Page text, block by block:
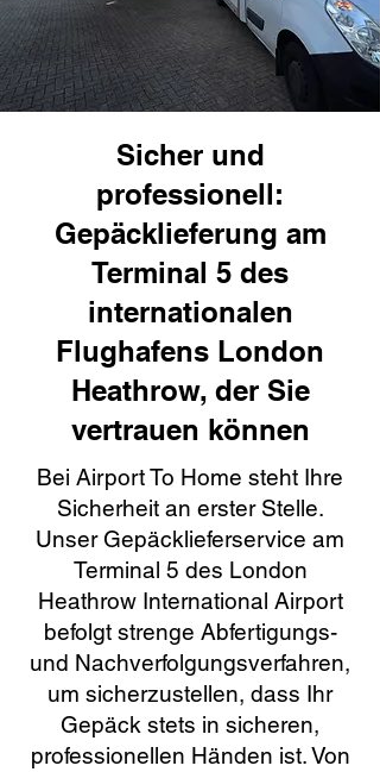
Sicher und
professionell:
Gepäcklieferung am
Terminal 5 des
internationalen
Flughafens London
Heathrow, der Sie
vertrauen können
Bei Airport To Home steht Ihre
Sicherheit an erster Stelle.
Unser Gepäcklieferservice am
Terminal 5 des London
Heathrow International Airport
befolgt strenge Abfertigungs-
und Nachverfolgungsverfahren,
um sicherzustellen, dass Ihr
Gepäck stets in sicheren,
professionellen Händen ist. Von